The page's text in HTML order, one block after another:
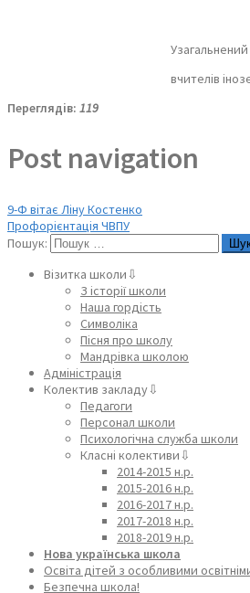
вчителів
Переглядів: 119
Post navigation
9-Ф вітає Ліну Костенко
Профорієнтація ЧВПУ
Пошук:
Візитка школи⇩
З історії школи
Наша гордість
Символіка
Пісня про школу
Мандрівка школою
Адміністрація
Колектив закладу⇩
Педагоги
Персонал школи
Психологічна служба школи
Класні колективи⇩
2014-2015 н.р.
2015-2016 н.р.
2016-2017 н.р.
2017-2018 н.р.
2018-2019 н.р.
Нова українська школа
Освіта дітей з особливими
Безпечна школа!